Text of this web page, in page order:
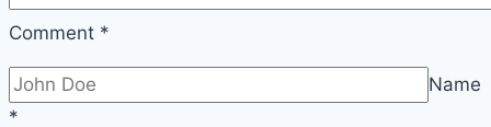
Comment *
Name
*